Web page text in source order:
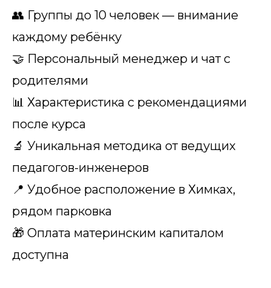
👥 Группы до 10 человек — внимание
каждому ребёнку
🤝 Персональный менеджер и чат с
родителями
📊 Характеристика с рекомендациями
после курса
🔬 Уникальная методика от ведущих
педагогов-инженеров
📍 Удобное расположение в Химках,
рядом парковка
🎁 Оплата материнским капиталом
доступна